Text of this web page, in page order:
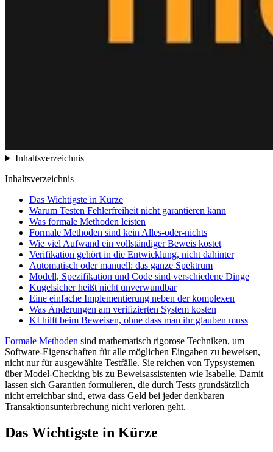
Inhaltsverzeichnis
Inhaltsverzeichnis
Das Wichtigste in Kürze
Warum Testen Fehlerfreiheit nicht garantieren kann
Was formale Methoden leisten
Formale Methoden sind kein Alles-oder-nichts
Wie viel Aufwand ein vollständiger Beweis kostet
Verifikation gehört in die Entwicklung, nicht dahinter
Automatisch oder manuell: das ganze Spektrum
Modell, Spezifikation und Code sind verschiedene Dinge
Kugelsicher heißt nicht unverwundbar
Eine einfache Implementierung neben der komplexen
Was Änderungen am verifizierten System kosten
KI hilft beim Beweisen, ohne dass man ihr glauben muss
Formale Methoden sind mathematisch rigorose Techniken, um
Software-Eigenschaften für alle möglichen Eingaben zu beweisen,
nicht nur für ausgewählte Testfälle. Sie reichen von Typsystemen
über Model-Checking bis zu Beweisassistenten wie Isabelle. Damit
lassen sich Garantien formulieren, die durch Tests grundsätzlich
nicht erreichbar sind, etwa dass Geld bei jeder denkbaren
Transaktionsunterbrechung nicht verloren geht.
Das Wichtigste in Kürze